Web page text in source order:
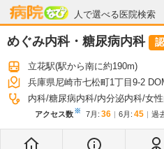
人で選べる医院検索
病院なび
めぐみ内科・糖尿病内科
立花駅(駅から南に約190m)
兵庫県尼崎市七松町1丁目9-2
内科 糖尿病内科 内分泌内科 女
アクセス数※ 7月 : 36 6月 : 45 過